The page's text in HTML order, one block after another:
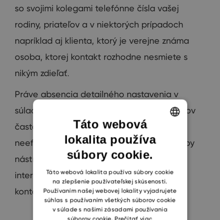
so svojimi kolegami telefónne čísla vašej
rodiny, priateľov a v niektorých prípadoch
napríklad aj klienta, ktorý je verejne známa
osoba, ktorej kontakt rozhodne nesmiete s
nikým zdieľať.
Práve absencia detailného nastavenia v
súlade
kontaktov
často vytvára
krkolomné, zdĺhavé
neefektívne
firemné procesy. Nepomohol
by
nástroj, ktorý toto umožňuje zjednodušiť
internú
firemnú komunikáciu a správu
kontaktov práve vám?
ENGLISH
SLOVAK
Táto webová
lokalita používa
súbory cookie.
Táto webová lokalita používa súbory cookie
na zlepšenie používateľskej skúsenosti.
Používaním našej webovej lokality vyjadrujete
súhlas s používaním všetkých súborov cookie
v súlade s našimi zásadami používania
súborov cookie. Prečítať viac